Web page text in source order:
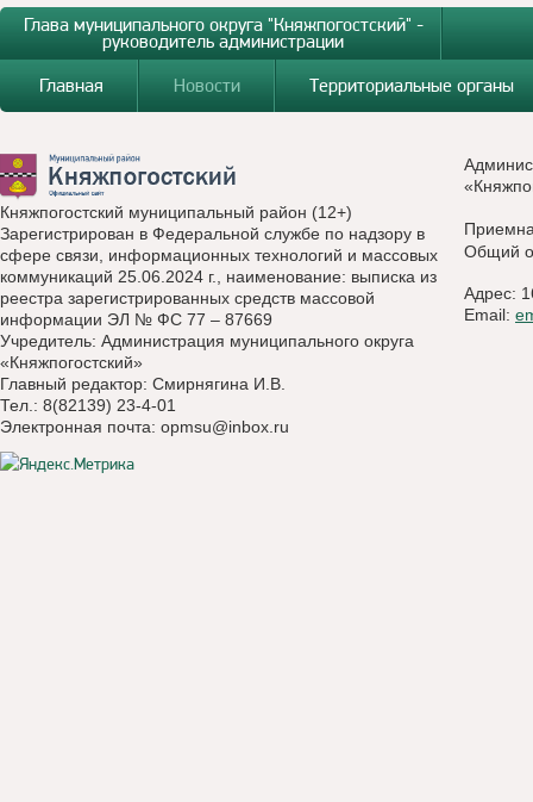
Глава муниципального округа "Княжпогостский" -
руководитель администрации
Главная
Новости Территориальные органы
Княжпогостский муниципальный район (12+)
Зарегистрирован в Федеральной службе по надзору в
сфере связи, информационных технологий и массовых
коммуникаций 25.06.2024 г., наименование: выписка из
реестра зарегистрированных средств массовой
информации ЭЛ № ФС 77 – 87669
Учредитель: Администрация муниципального округа
«Княжпогостский»
Главный редактор: Смирнягина И.В.
Тел.: 8(82139) 23-4-01
Электронная почта: opmsu@inbox.ru
Общий
Адрес:
Email: